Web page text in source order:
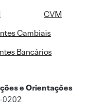
CVM
Cambiais
Bancários
e Orientações
0202